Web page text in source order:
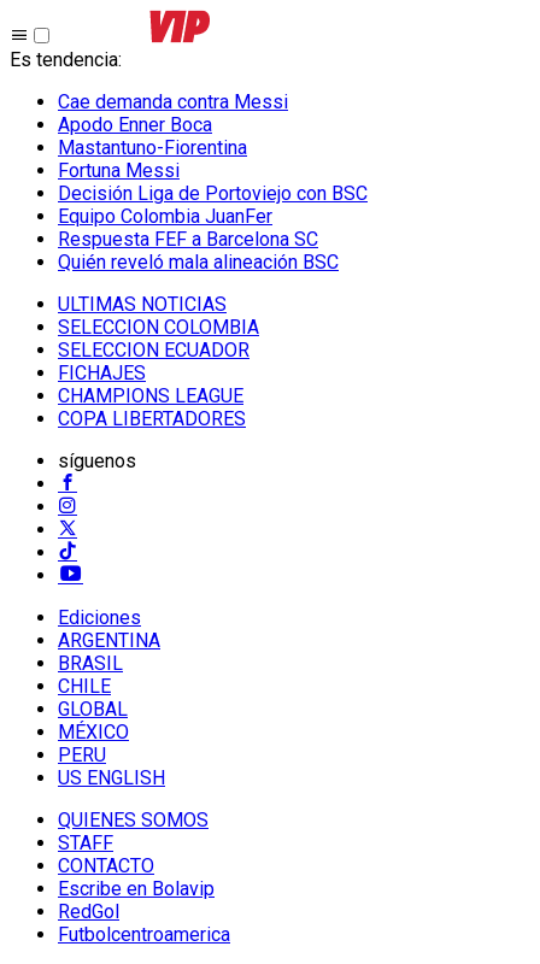
Es tendencia:
Cae demanda contra Messi
Apodo Enner Boca
Mastantuno-Fiorentina
Fortuna Messi
Decisión Liga de Portoviejo con BSC
Equipo Colombia JuanFer
Respuesta FEF a Barcelona SC
Quién reveló mala alineación BSC
ULTIMAS NOTICIAS
SELECCION COLOMBIA
SELECCION ECUADOR
FICHAJES
CHAMPIONS LEAGUE
COPA LIBERTADORES
síguenos
Ediciones
ARGENTINA
BRASIL
CHILE
GLOBAL
MÉXICO
PERU
US ENGLISH
QUIENES SOMOS
STAFF
CONTACTO
Escribe en Bolavip
RedGol
Futbolcentroamerica